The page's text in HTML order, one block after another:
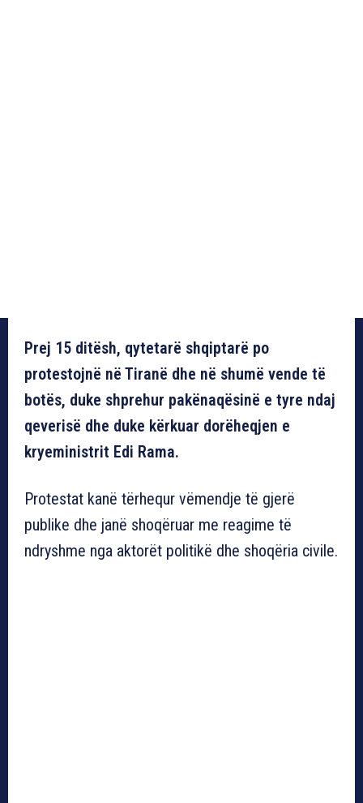
Prej 15 ditësh, qytetarë shqiptarë po
protestojnë në Tiranë dhe në shumë vende të
botës, duke shprehur pakënaqësinë e tyre ndaj
qeverisë dhe duke kërkuar dorëheqjen e
kryeministrit Edi Rama.
Protestat kanë tërhequr vëmendje të gjerë
publike dhe janë shoqëruar me reagime të
ndryshme nga aktorët politikë dhe shoqëria civile.